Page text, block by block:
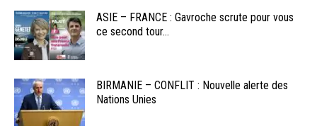
ASIE – FRANCE : Gavroche scrute pour vous
ce second tour...
BIRMANIE – CONFLIT : Nouvelle alerte des
Nations Unies